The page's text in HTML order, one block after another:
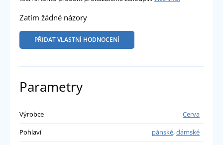
Zatím žádné názory
PŘIDAT VLASTNÍ HODNOCENÍ
Parametry
Výrobce
Cerva
Pohlaví
pánské,dámské